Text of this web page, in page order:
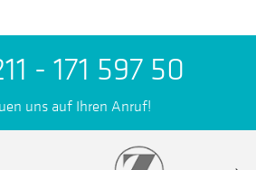
- 171 597 50
uns auf Ihren Anruf!